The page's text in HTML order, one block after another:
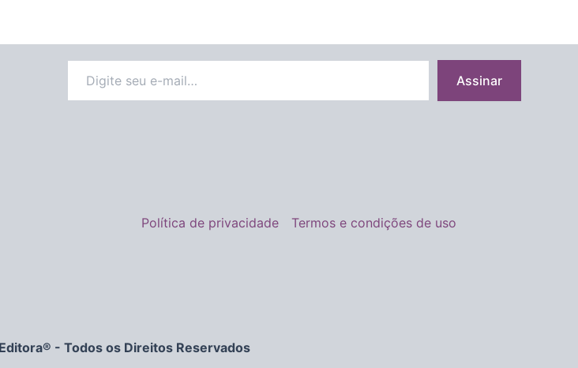
Assinar
Política de privacidade Termos e condições de uso
- Todos os Direitos Reservados